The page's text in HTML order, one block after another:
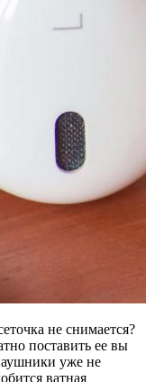
не снимается?
поставить ее вы
уже не
ватная